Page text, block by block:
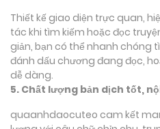
Thiết kế giao diện trực quan,
tác khi tìm kiếm hoặc đọc
giản, bạn có thể nhanh chóng
đánh dấu chương đang đọc,
dễ dàng.
5. Chất lượng bản dịch tốt,
quaanhdaocuteo cam kết